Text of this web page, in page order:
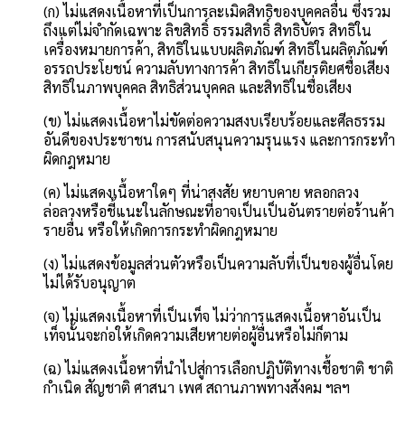
(ก) ไม่แสดงเนื้อหาที่เป็นการละเมิดสิทธิของบุคคลอื่น ซึ่งรวม
ถึงแต่ไม่จำกัดเฉพาะ ลิขสิทธิ์ ธรรมสิทธิ์ สิทธิบัตร สิทธิใน
เครื่องหมายการค้า, สิทธิในแบบผลิตภัณฑ์ สิทธิในผลิตภัณฑ์
อรรถประโยชน์ ความลับทางการค้า สิทธิในเกียรติยศชื่อเสียง
สิทธิในภาพบุคคล สิทธิส่วนบุคคล และสิทธิในชื่อเสียง
(ข) ไม่แสดงเนื้อหาไม่ขัดต่อความสงบเรียบร้อยและศีลธรรม
อันดีของประชาชน การสนับสนุนความรุนแรง และการกระทำ
ผิดกฎหมาย
(ค) ไม่แสดงเนื้อหาใดๆ ที่น่าสงสัย หยาบคาย หลอกลวง
ล่อลวงหรือชี้แนะในลักษณะที่อาจเป็นเป็นอันตรายต่อร้านค้า
รายอื่น หรือให้เกิดการกระทำผิดกฎหมาย
(ง) ไม่แสดงข้อมูลส่วนตัวหรือเป็นความลับที่เป็นของผู้อื่นโดย
ไม่ได้รับอนุญาต
(จ) ไม่แสดงเนื้อหาที่เป็นเท็จ ไม่ว่าการแสดงเนื้อหาอันเป็น
เท็จนั้นจะก่อให้เกิดความเสียหายต่อผู้อื่นหรือไม่ก็ตาม
(ฉ) ไม่แสดงเนื้อหาที่นำไปสู่การเลือกปฏิบัติทางเชื้อชาติ ชาติ
กำเนิด สัญชาติ ศาสนา เพศ สถานภาพทางสังคม ฯลฯ